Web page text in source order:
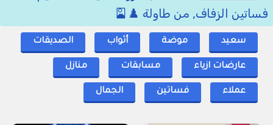
فساتين الزفاف, من طاولة ♟️🎴
سعيد موضة أثواب الصديقات
عارضات ازياء مسابقات منازل
عملاء فساتين الجمال